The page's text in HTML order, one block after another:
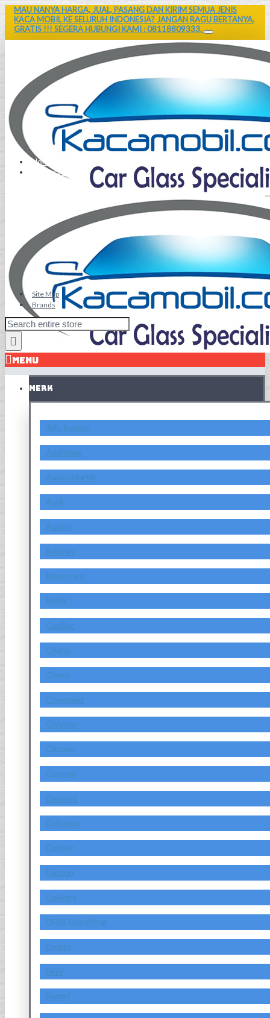
MAU NANYA HARGA, JUAL, PASANG DAN KIRIM SEMUA JENIS
KACA MOBIL KE SELURUH INDONESIA? JANGAN RAGU BERTANYA.
GRATIS !!! SEGERA HUBUNGI KAMI : 08118809333.
Home
Contact Us
Site Map
Brands
MENU
MERK
Alfa Romeo
Asahimas
Aston Martin
Audi
Austin
Bentley
Bimantara
BMW
Cadillac
Chana
Chery
Chevrolet
Chrysler
Citroen
Custom
Daewoo
Daihatsu
Daimler
Datsun
Delivery
DFSK Dongfeng
Dodge
FAW
Ferrari